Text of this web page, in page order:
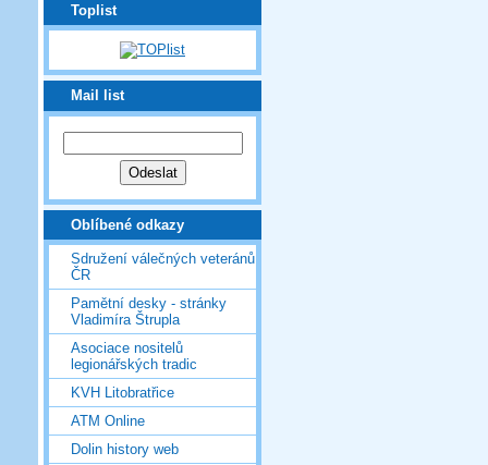
Toplist
Mail list
Oblíbené odkazy
Sdružení válečných veteránů
ČR
Pamětní desky - stránky
Vladimíra Štrupla
Asociace nositelů
legionářských tradic
KVH Litobratřice
ATM Online
Dolin history web